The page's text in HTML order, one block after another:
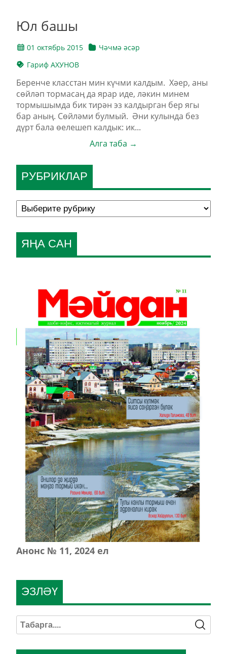
Юл башы
01 октябрь 2015
Чәчмә әсәр
Гариф АХУНОВ
Беренче класстан мин күчми калдым. Хәер, аны
сөйләп тормасаң да ярар иде, ләкин минем
тормышымда бик тирән эз калдырган бер ягы
бар аның. Сөйләми булмый. Әни кулында без
дүрт бала өелешеп калдык: ик...
Алга таба →
РУБРИКЛАР
ЯҢА САН
Анонс № 11, 2024 ел
ЭЗЛӘҮ